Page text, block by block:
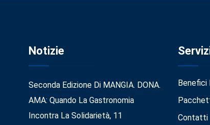
Notizie
Seconda Edizione Di MANGIA. DONA.
AMA: Quando La Gastronomia
Incontra La Solidarietà, 11
Benefici
Contatti